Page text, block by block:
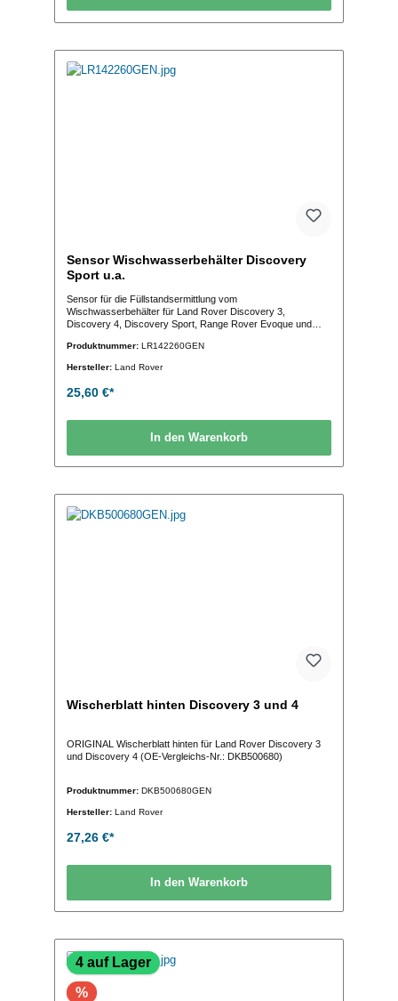
Sensor Wischwasserbehälter Discovery
Sport u.a.
Sensor für die Füllstandsermittlung vom
Wischwasserbehälter für Land Rover Discovery 3,
Discovery 4, Discovery Sport, Range Rover Evoque und
LR137547 LR142260 )
Produktnummer: LR142260GEN
Hersteller: Land Rover
25,60 €*
In den Warenkorb
Wischerblatt hinten Discovery 3 und 4
ORIGINAL Wischerblatt hinten für Land Rover Discovery 3
und Discovery 4 (OE-Vergleichs-Nr.: DKB500680)
Produktnummer: DKB500680GEN
Hersteller: Land Rover
27,26 €*
In den Warenkorb
4 auf Lager
%